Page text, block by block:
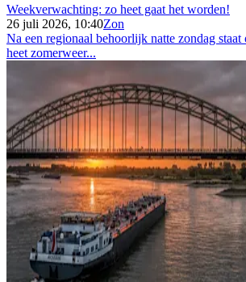
Weekverwachting: zo heet gaat het worden!
26 juli 2026, 10:40Zon
Na een regionaal behoorlijk natte zondag staat
heet zomerweer...